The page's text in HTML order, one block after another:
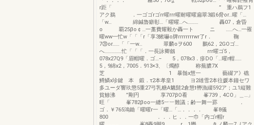
r距「 ” 重ハ鵜フ1
アク鵜 ．一ゴゴrゴrr曜rrr曜耐曜曜扁翠3鍛6脅or…曜「…
「w… 綿鍼魯癖彰…「曜曜…へ……… 轟07，倉昏
o 覇25βo￠…一藁費耀毅か轟一ト ニ ……へ…一罹
曜ww一忙w「「「r「享3鰍嚇o牌rrrrrrrrwr了r． 鞠
7⑳or……「「一w… 翠麟oヲ600 鵬62，2GOゴ…
へ……………忙「「「．一長詠卿劔 rrr曜ゴ5，
078x27Q9「眉帽曜．ゴ…− 5，078x3．疹DO「…曜r帽……
5，9綿x2，7005．913×3、〔燭醇 称蕪膿7X
芝 1 暴髄x慧一 藝綴ア》礁
鱒鱗x珍鍵 本 鍛．τ2本孝皇1 ヨ2雄雪2本往媛本鐘セワ
多ユーダ響玖懲5重27弓乳糖A魑髭2倉慧t轡漁綴592ア；ユ1縦難
貧鯵沸 ”剛円 享707βO看 峯739，4CO」＿…」
旺「 峯782βoo一纏5︸︸難議；齢一舞一罫 ．
ゴ．￥765鴻鋤「曜曜r一「曜…「…．．．． 峯8儀
800 ．．．ヒ．．一巾「内ゴr帽r